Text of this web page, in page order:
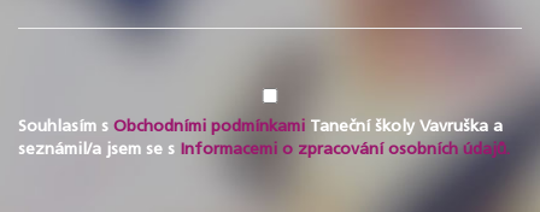
Souhlasím s Obchodními podmínkami Taneční školy Vavruška a
seznámil/a jsem se s Informacemi o zpracování osobních údajů.